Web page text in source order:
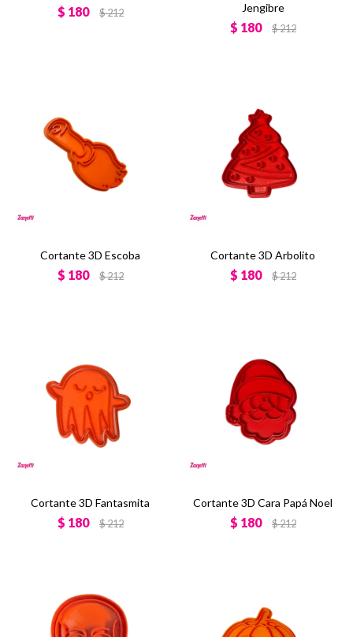
$ 180 $212
Jengibre
$ 180 $212
Cortante 3D Escoba
$ 180 $212
Cortante 3D Arbolito
$ 180 $212
Cortante 3D Fantasmita
$ 180 $212
Cortante 3D Cara Papá Noel
$ 180 $212